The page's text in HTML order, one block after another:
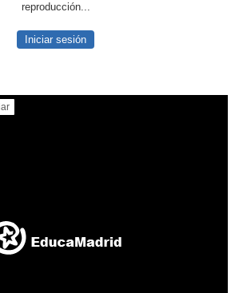
reproducción...
Iniciar sesión